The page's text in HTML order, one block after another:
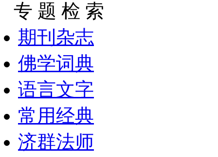
专 题 检 索
期刊杂志
佛学词典
语言文字
常用经典
济群法师